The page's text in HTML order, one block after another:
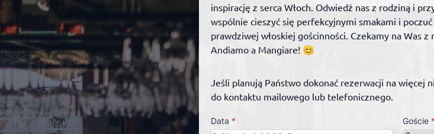
inspirację z serca Włoch. Odwiedź nas z rodziną i
wspólnie cieszyć się perfekcyjnymi smakami i
prawdziwej włoskiej gościnności. Czekamy na Was z
Andiamo a Mangiare! 😊
Jeśli planują Państwo dokonać rezerwacji na więcej
do kontaktu mailowego lub telefonicznego.
Data * Goście *